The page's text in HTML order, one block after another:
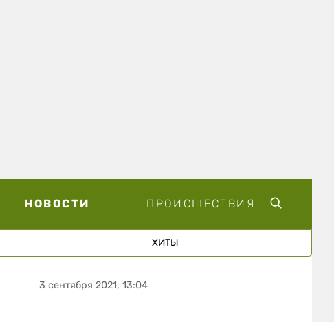
НОВОСТИ ПРОИСШЕСТВИЯ
ХИТЫ
3 сентября 2021, 13:04